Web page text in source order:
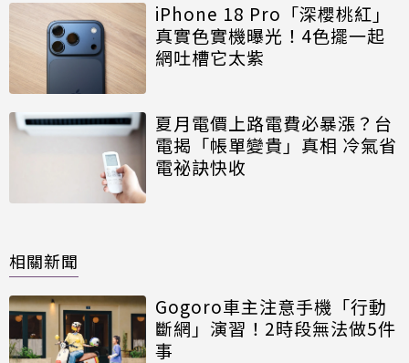
iPhone 18 Pro「深櫻桃紅」
真實色實機曝光！4色擺一起
網吐槽它太紫
夏月電價上路電費必暴漲？台
電揭「帳單變貴」真相 冷氣省
電祕訣快收
相關新聞
Gogoro車主注意手機「行動
斷網」演習！2時段無法做5件
事